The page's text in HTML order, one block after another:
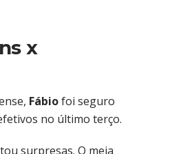
x
Fábiofoi seguro
no último terço.
surpresas. O meia